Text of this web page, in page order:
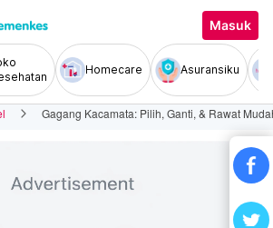
Masuk
Homecare Asuransiku
Gagang Kacamata: Pilih, Ganti, & Rawat